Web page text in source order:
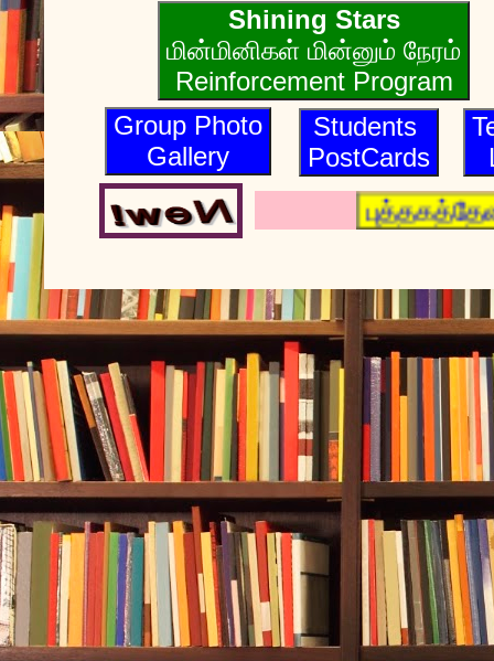
Shining Stars
மின்மினிகள் மின்னும் நேரம்
Reinforcement Program
Group Photo
Gallery
Students
PostCards